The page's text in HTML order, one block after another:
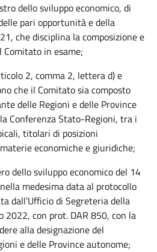
dello sviluppo economico, di
pari opportunità e della
che disciplina la composizione e
in esame;
2, comma 2, lettera d) e
che il Comitato sia composto
delle Regioni e delle Province
Conferenza Stato-Regioni, tra i
titolari di posizioni
economiche e giuridiche;
dello sviluppo economico del 14
medesima data al protocollo
dall’Ufficio di Segreteria della
2022, con prot. DAR 850, con la
alla designazione del
e delle Province autonome;